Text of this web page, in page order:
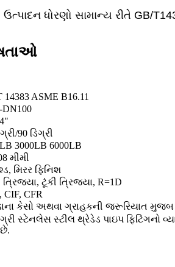
ધોરણો સામાન્ય રીતે GB/
14383 ASME B16.11
DN100
90 ડિગ્રી
3000LB 6000LB
મીમી
મિરર ફિનિશ
ત્રિજ્યા, ટૂંકી ત્રિજ્યા, R=1D
CIF, CFR
કેસો અથવા ગ્રાહકની જરૂરિયાત મુજબ
સ્ટેનલેસ સ્ટીલ થ્રેડેડ પાઇપ ફિટિંગનો